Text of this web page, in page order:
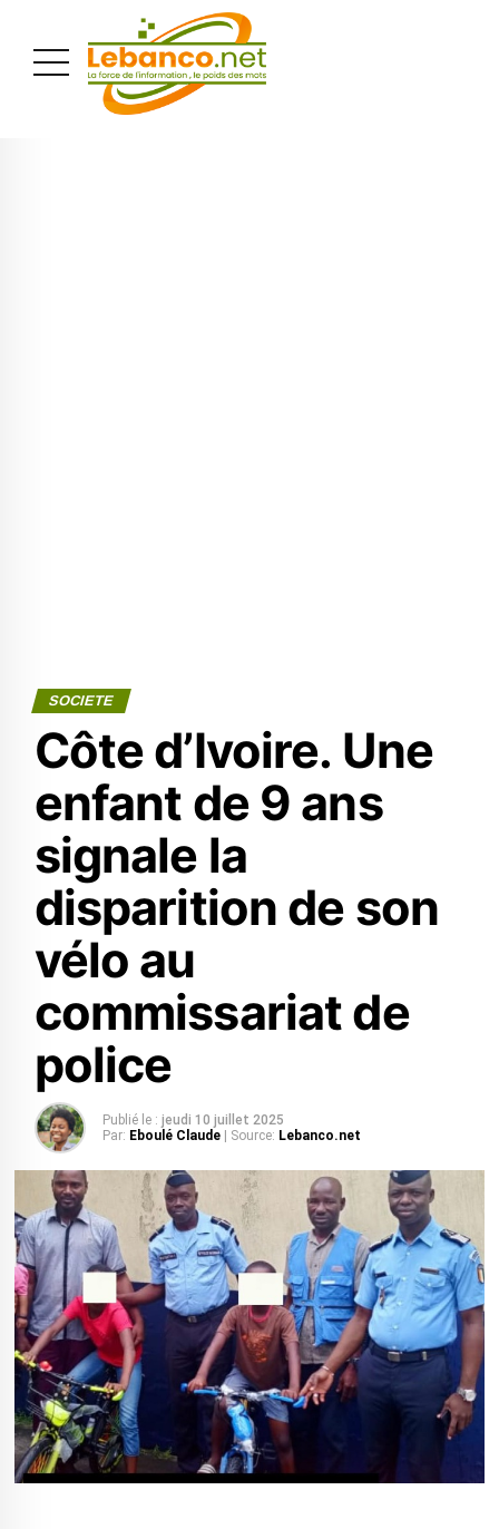
SOCIETE
Côte d’Ivoire. Une
enfant de 9 ans
signale la
disparition de son
vélo au
commissariat de
police
Publié le : jeudi 10 juillet 2025
Par: Eboulé Claude | Source: Lebanco.net